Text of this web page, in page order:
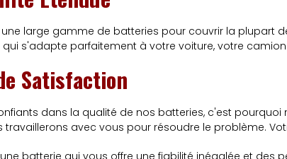
large gamme de batteries pour couvrir la plupart
s'adapte parfaitement à votre voiture, votre
Satisfaction
dans la qualité de nos batteries, c'est
travaillerons avec vous pour résoudre le problème.
batterie qui vous offre une fiabilité inégalée et des